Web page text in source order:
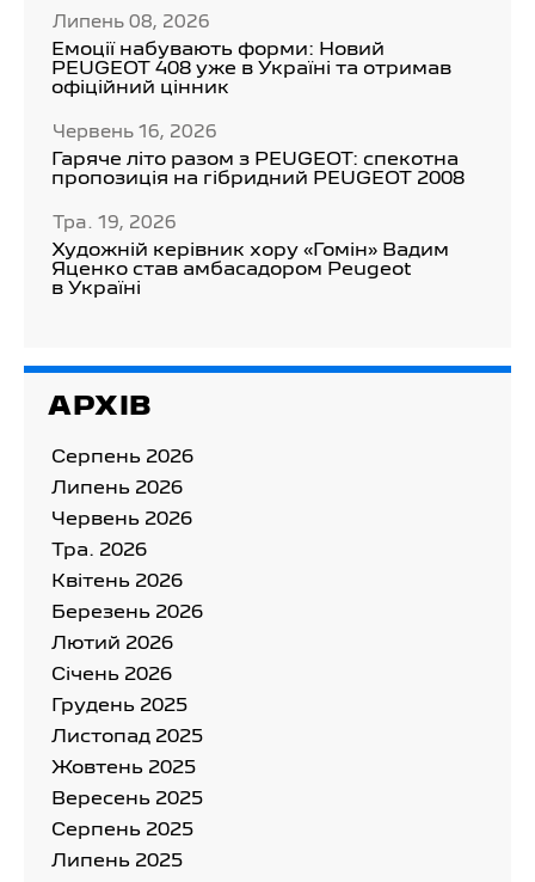
Липень 08, 2026
Емоції набувають форми: Новий
PEUGEOT 408 уже в Україні та отримав
офіційний цінник
Червень 16, 2026
Гаряче літо разом з PEUGEOT: спекотна
пропозиція на гібридний PEUGEOT 2008
Тра. 19, 2026
Художній керівник хору «Гомін» Вадим
Яценко став амбасадором Peugeot
в Україні
АРХІВ
Серпень 2026
Липень 2026
Червень 2026
Тра. 2026
Квітень 2026
Березень 2026
Лютий 2026
Cічень 2026
Грудень 2025
Листопад 2025
Жовтень 2025
Вересень 2025
Серпень 2025
Липень 2025